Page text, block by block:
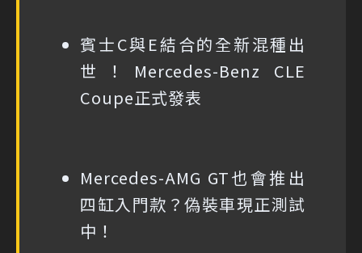
賓士C與E結合的全新混種出
世！Mercedes-Benz CLE
Coupe正式發表
Mercedes-AMG GT也會推出
四缸入門款？偽裝車現正測試
中！